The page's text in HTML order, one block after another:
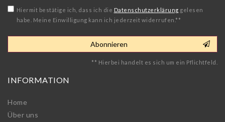
Hiermit bestätige ich, dass ich die Daten­schutz­erklärung gelesen
habe. Meine Einwilligung kann ich jederzeit widerrufen.**
Abonnieren
** Hierbei handelt es sich um ein Pflichtfeld.
INFORMATION
Home
Über uns